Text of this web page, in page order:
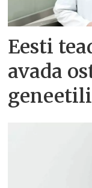
Eesti
avada